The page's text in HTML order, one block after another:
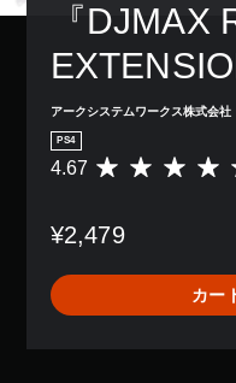
『DJMAX
アークシステムワークス株式会社
PS4
評
は
1
、
平
4.67
¥2,479
カー